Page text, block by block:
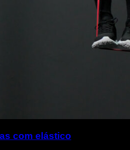
com elástico